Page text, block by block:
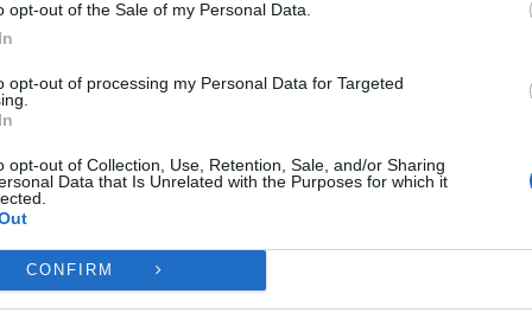
opt-out of the Sale of my Personal Data.
opt-out of processing my Personal Data for Targeted
opt-out of Collection, Use, Retention, Sale, and/or Sharing
Data that Is Unrelated with the Purposes for which it
CONFIRM
ΔΕΝ ΑΠΟΔΈΧΟΜΑΙ ΠΡΟΒΟΛΉ
καταβάλλονται κάθε τρίμηνο
ενώ οι ενισχύσεις
ανεκχώρητες
με οφειλές προς Δημόσιο, τράπεζες ή
όμως “οκτώ μήνες απλήρωτος
ότιαποκλείονται από τις